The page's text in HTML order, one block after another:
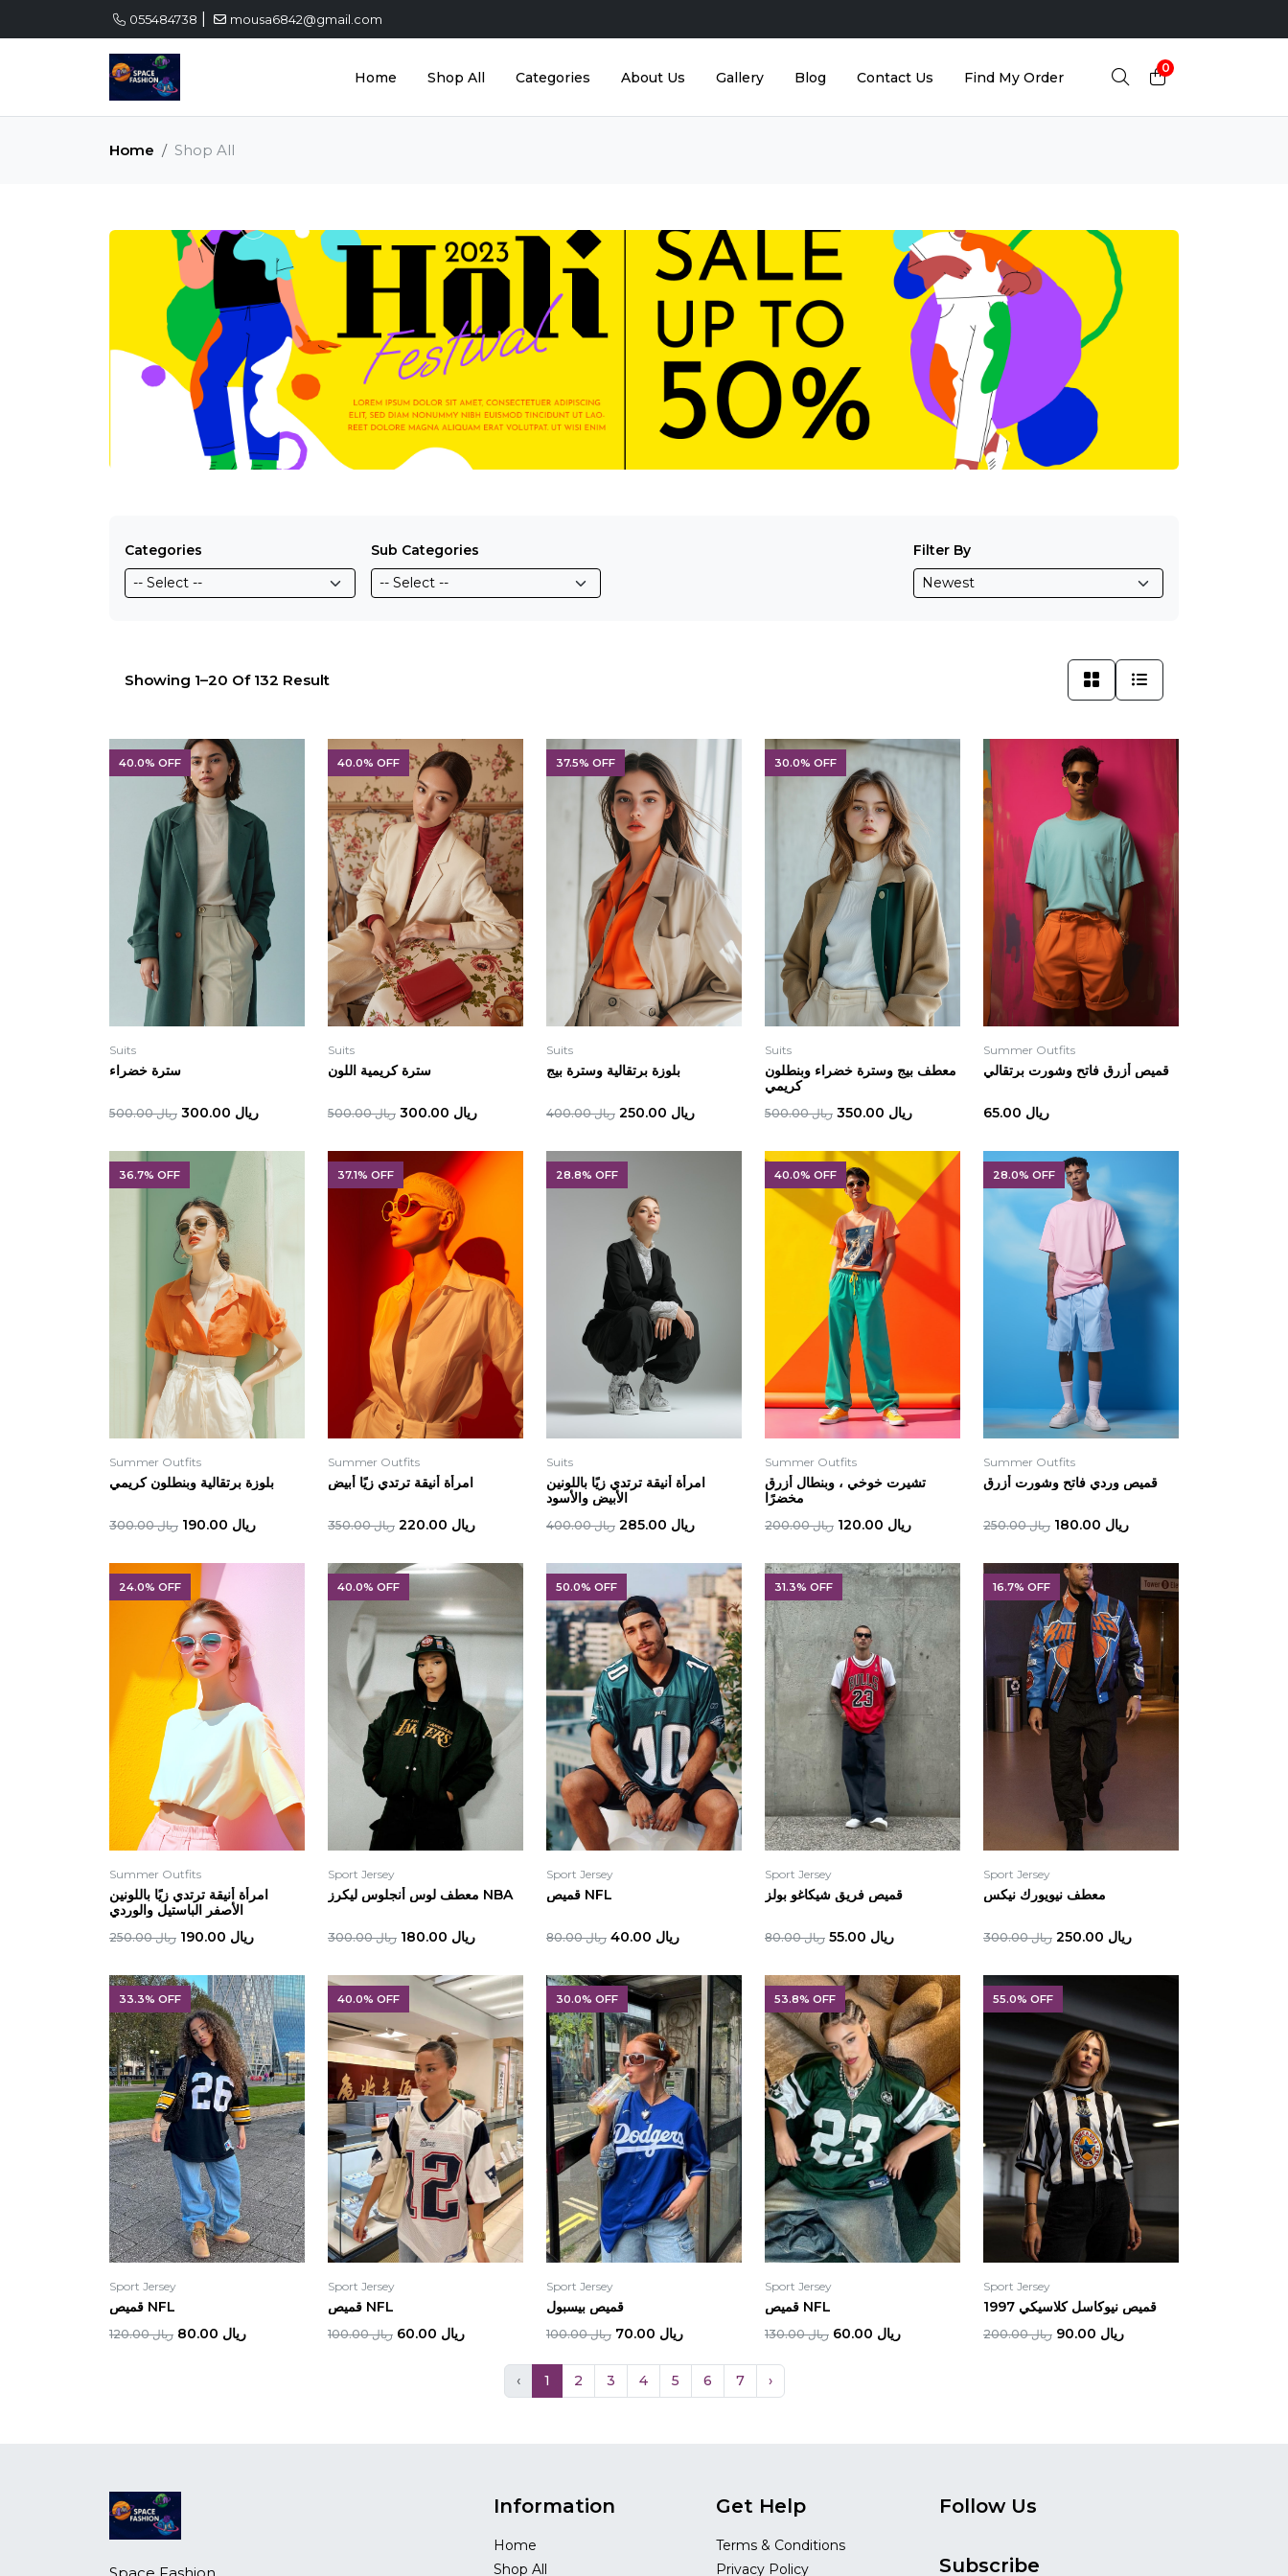
055484738 mousa6842@gmail.com
Home Shop All Categories About Us Gallery Blog Contact Us Find My Order
0
Home Shop All
Categories Sub Categories Filter By
Showing 1–20 Of 132 Result
40.0% OFF
Suits
سترة خضراء
ريال 300.00 ريال 500.00
40.0% OFF
Suits
سترة كريمية اللون
ريال 300.00 ريال 500.00
37.5% OFF
Suits
بلوزة برتقالية وسترة بيج
ريال 250.00 ريال 400.00
30.0% OFF
Suits
معطف بيج وسترة خضراء وبنطلون
كريمي
ريال 350.00
ريال 500.00
Summer Outfits
قميص أزرق فاتح وشورت برتقالي
ريال 65.00
36.7% OFF
Summer Outfits
بلوزة برتقالية وبنطلون كريمي
ريال 190.00 ريال 300.00
37.1% OFF
Summer Outfits
امرأة أنيقة ترتدي زيًا أبيض
ريال 220.00 ريال 350.00
28.8% OFF
Suits
امرأة أنيقة ترتدي زيًا باللونين
الأبيض والأسود
ريال 285.00
ريال 400.00
40.0% OFF
Summer Outfits
تشيرت خوخي ، وبنطال أزرق
مخضرًا
ريال 120.00
ريال 200.00
28.0% OFF
Summer Outfits
قميص وردي فاتح وشورت أزرق
ريال 180.00 ريال 250.00
24.0% OFF
Summer Outfits
امرأة أنيقة ترتدي زيًا باللونين
الأصفر الباستيل والوردي
ريال 190.00
ريال 250.00
40.0% OFF
Sport Jersey
معطف لوس أنجلوس ليكرز NBA
ريال 180.00 ريال 300.00
50.0% OFF
Sport Jersey
قميص NFL
ريال 40.00 ريال 80.00
31.3% OFF
Sport Jersey
قميص فريق شيكاغو بولز
ريال 55.00 ريال 80.00
16.7% OFF
Sport Jersey
معطف نيويورك نيكس
ريال 250.00 ريال 300.00
33.3% OFF
Sport Jersey
قميص NFL
ريال 80.00
ريال 120.00
40.0% OFF
Sport Jersey
قميص NFL
ريال 60.00
ريال 100.00
30.0% OFF
Sport Jersey
قميص بيسبول
ريال 70.00
ريال 100.00
53.8% OFF
Sport Jersey
قميص NFL
ريال 60.00
ريال 130.00
55.0% OFF
Sport Jersey
قميص نيوكاسل كلاسيكي 1997
ريال 90.00
ريال 200.00
‹ 1 2 3 4 5 6 7 ›
Information
Home
Shop All
Get Help
Terms & Conditions
Privacy Policy
Follow Us
Subscribe